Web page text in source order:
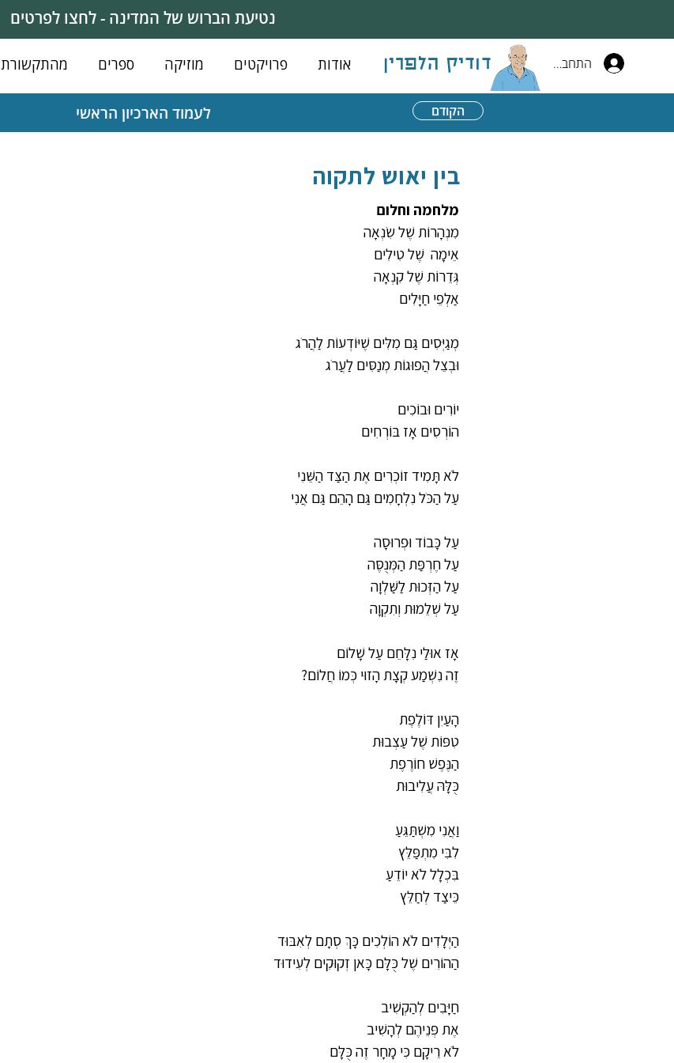
נטיעת הברוש של המדינה - לחצו לפרטים
אודות פרויקטים מוזיקה ספרים מהתקשורת דודיק הלפרין התחברות
לעמוד הארכיון הראשי הקודם
בין יאוש לתקוה
מלחמה וחלום
מִנְהָרוֹת שֶׁל שִׂנְאָה
אֵימָה  שֶׁל טִילִים
גְּדֵרוֹת שֶׁל קִנְאָה
אַלְפֵי חַיָּלִים
מְגַיְּסִים גַּם מִלִּים שֶׁיּוֹדְעוֹת לַהֲרֹג
וּבְצֵל הֲפוּגוֹת מְנַסִּים לַעֲרֹג
יוֹרִים וּבוֹכִים
הוֹרְסִים אָז בּוֹרְחִים
לֹא תָּמִיד זוֹכְרִים אֶת הַצַּד הַשֵּׁנִי
עַל הַכֹּל נִלְחָמִים גַּם הָהֵם גַּם אֲנִי
עַל כָּבוֹד וּפְרוּסָה
עַל חֶרְפַּת הַמְּנֻסֶּה
עַל הַזְּכוּת לַשַּׁלְוָה
עַל שְׁלֵמוּת וְתִקְוָה
אָז אוּלַי נִלָּחֵם עַל שָׁלוֹם
זֶה נִשְׁמַע קְצָת הָזוּי כְּמוֹ חֲלוֹם?
הָעַיִן דּוֹלֶפֶת
טִפּוֹת שֶׁל עַצְבוּת
הַנֶּפֶשׁ חוֹרֶפֶת
כֻּלָּהּ עֲלִיבוּת
וַאֲנִי מִשְׁתַּגֵּעַ
לִבִּי מִתְפַּלֵּץ
בִּכְלָל לֹא יוֹדֵעַ
כֵּיצַד לְחַלֵּץ
הַיְּלָדִים לֹא הוֹלְכִים כָּךְ סְתָם לְאִבּוּד
הַהוֹרִים שֶׁל כֻּלָּם כָּאן זְקוּקִים לְעִידוּד
חַיָּבִים לְהַקְשִׁיב
אֶת פְּנֵיהֶם לְהָשִׁיב
לֹא רֵיקָם כִּי מָחָר זֶה כֻּלָּם